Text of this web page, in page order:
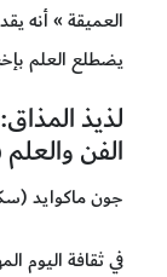
العميقة » أنه
يضطلع العلم
لذيذ المذاق:
الفن
جون ماكوايد
في ثقافة اليوم